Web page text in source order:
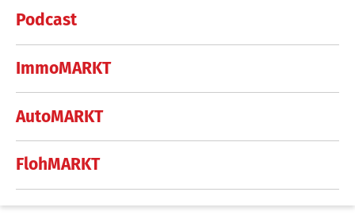
Podcast
ImmoMARKT
AutoMARKT
FlohMARKT